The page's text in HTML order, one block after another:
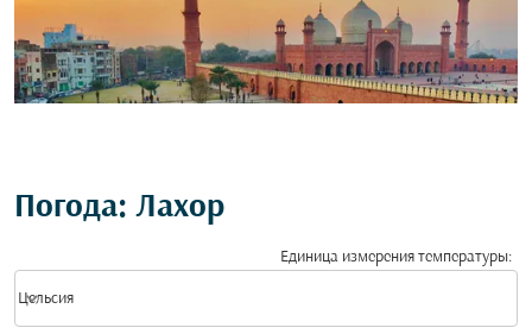
Погода: Лахор
Единица измерения температуры:
Цельсия
keyboard_arrow_down